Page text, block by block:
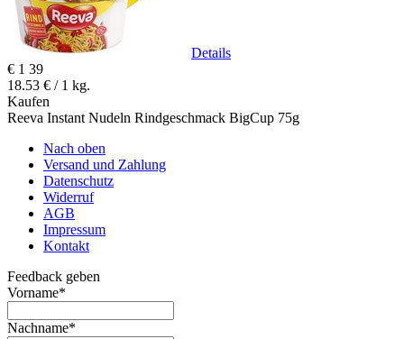
Details
€ 1 39
18.53 € / 1 kg.
Kaufen
Reeva Instant Nudeln Rindgeschmack BigCup 75g
Nach oben
Versand und Zahlung
Datenschutz
Widerruf
AGB
Impressum
Kontakt
Feedback geben
Vorname*
Nachname*